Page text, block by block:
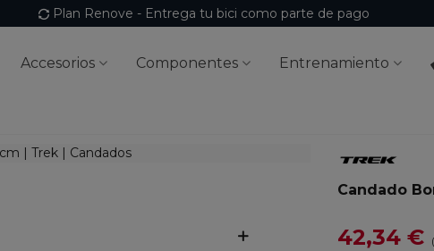
Plan Renove - Entrega tu bici como parte de pago
Accesorios Componentes Entrenamiento
Candado
42,34 €